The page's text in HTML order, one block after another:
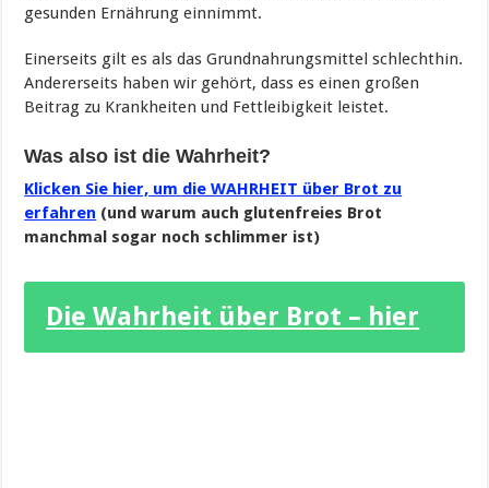
gesunden Ernährung einnimmt.
Einerseits gilt es als das Grundnahrungsmittel schlechthin.
Andererseits haben wir gehört, dass es einen großen
Beitrag zu Krankheiten und Fettleibigkeit leistet.
Was also ist die Wahrheit?
Klicken Sie hier, um die WAHRHEIT über Brot zu
erfahren (und warum auch glutenfreies Brot
manchmal sogar noch schlimmer ist)
Die Wahrheit über Brot – hier